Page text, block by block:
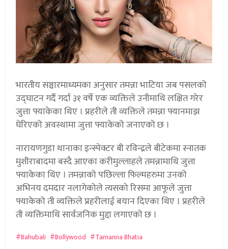
भारतीय सञ्चारमाध्यमका अनुसार तमन्ना भाटिया जब पसलको
उद्घाटन गर्दै गर्दा ३१ वर्षे एक व्यक्तिले उनीमाथि लक्षित गरेर
जुत्ता फ्याकेका थिए । प्रहरीले ती व्यक्तिले तमन्ना फ्यानमाझ
घेरिएको अवस्थामा जुत्ता फ्याकेको जनाएको छ ।
नारायणगुडा थानाका इन्स्पेक्टर बी रविन्द्रले बीटेकमा स्नातक
मुशीराबादमा बस्दै आएका करीमुल्लाहले तमन्नामाथि जुत्ता
फ्याकेका थिए । तमन्नाको पछिल्ला फिल्महरुमा उनको
अभिनय दमदार नलागेकोले त्यसको रिसमा आफूले जुत्ता
फ्याकेको ती व्यक्तिले प्रहरीलाई बयान दिएका थिए । प्रहरीले
ती व्यक्तिमाथि सार्वजनिक मुद्दा लगाएको छ ।
Bahubali Bollywood Tamanna Bhatia